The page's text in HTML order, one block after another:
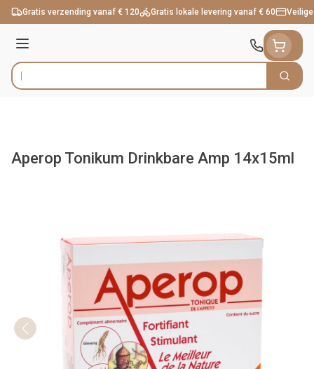
Ga naar de inhoud
Gratis verzending vanaf € 120 Gratis lokale levering vanaf € 60
Menu
Product, merk, categorie... Zoek
Aperop Tonikum Drinkbare Amp 14x15ml